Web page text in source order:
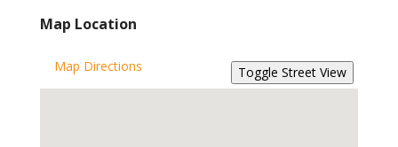
Map Location
Map Directions